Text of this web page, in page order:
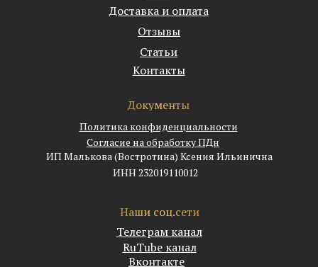
Доставка и оплата
ИП Малькова (Востротина) Ксения Ильинична
ИНН 232019110012
Политика конфиденциальности
Отзывы
Статьи
RuTube канал
Наши соц.сети
Телеграм канал
Контакты
Документы
Вконтакте
Согласие на обработку ПДн